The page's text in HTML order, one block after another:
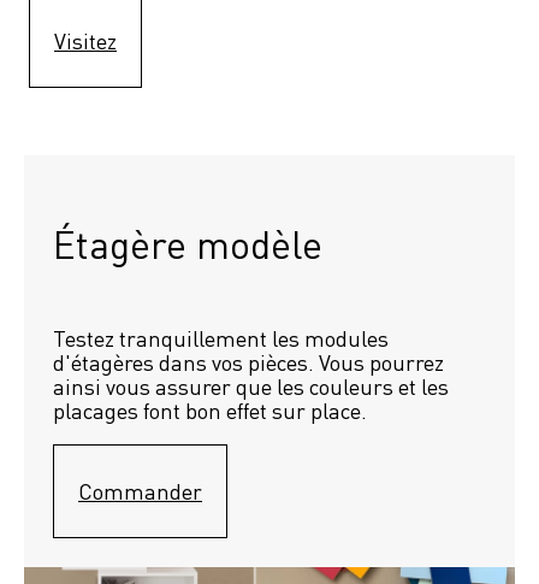
Visitez
Étagère modèle
Testez tranquillement les modules
d'étagères dans vos pièces. Vous pourrez
ainsi vous assurer que les couleurs et les
placages font bon effet sur place.
Commander